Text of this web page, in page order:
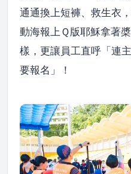
通通換上短褲、救生衣
動海報上Ｑ版耶穌拿著
樣，更讓員工直呼「連
要報名」！